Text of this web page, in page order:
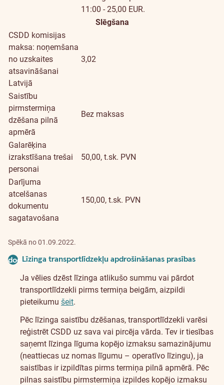
11:00 - 25,00 EUR.
Slēgšana
CSDD komisijas
maksa: noņemšana
no uzskaites
atsavināšanai
Latvijā
3,02
Saistību
pirmstermiņa
dzēšana pilnā
apmērā
Bez maksas
Galarēķina
izrakstīšana trešai
personai
50,00, t.sk. PVN
Darījuma
atcelšanas
dokumentu
sagatavošana
150,00, t.sk. PVN
Spēkā no 01.09.2022.
document
Līzinga transportlīdzekļu apdrošināšanas prasības
Ja vēlies dzēst līzinga atlikušo summu vai pārdot
transportlīdzekli pirms termiņa beigām, aizpildi
pieteikumu šeit.
Pēc līzinga saistību dzēšanas, transportlīdzekli varēsi
reģistrēt CSDD uz sava vai pircēja vārda. Tev ir tiesības
saņemt līzinga līguma kopējo izmaksu samazinājumu
(neattiecas uz nomas līgumu – operatīvo līzingu), ja
saistības ir izpildītas pirms termiņa pilnā apmērā. Pēc
pilnas saistību pirmstermiņa izpildes kopējo izmaksu